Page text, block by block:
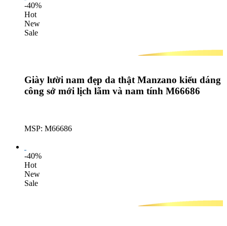
-40%
Hot
New
Sale
Giày lười nam đẹp da thật Manzano kiểu dáng
công sở mới lịch lãm và nam tính M66686
MSP: M66686
-40%
Hot
New
Sale